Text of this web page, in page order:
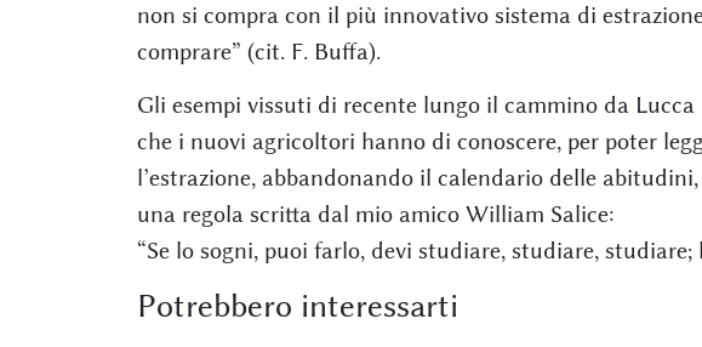
non si compra con il più innovativo sistema di
comprare” (cit. F. Buffa).
Gli esempi vissuti di recente lungo il cammino da
che i nuovi agricoltori hanno di conoscere, per poter
l’estrazione, abbandonando il calendario delle
una regola scritta dal mio amico William Salice:
“Se lo sogni, puoi farlo, devi studiare, studiare, studiare;
Potrebbero interessarti